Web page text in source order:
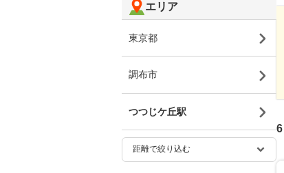
6
エリア
東京都
調布市
つつじケ丘駅